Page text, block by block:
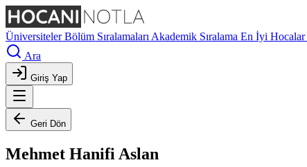
ÜniversitelerBölüm Sıralamaları Akademik Sıralama En İyi Hocalar
Ara
Giriş Yap
Geri Dön
Mehmet Hanifi Aslan